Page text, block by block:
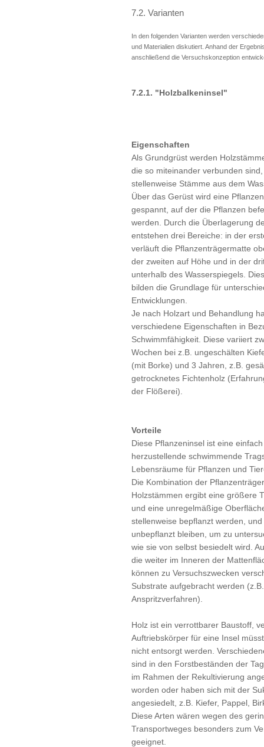
7.2. Varianten
In den folgenden Varianten werden
und Materialien diskutiert. Anhand der
anschließend die Versuchskonzeption
7.2.1. "Holzbalkeninsel"
Eigenschaften
Als Grundgrüst werden
die so miteinander verbunden
stellenweise Stämme aus dem
Über das Gerüst wird eine
gespannt, auf der die Pflanzen
werden. Durch die Überlagerung
entstehen drei Bereiche: in der
verläuft die Pflanzenträgermatte
der zweiten auf Höhe und in der
unterhalb des Wasserspiegels.
bilden die Grundlage für
Entwicklungen.
Je nach Holzart und Behandlung
verschiedene Eigenschaften in
Schwimmfähigkeit. Diese variiert
Wochen bei z.B. ungeschälten
(mit Borke) und 3 Jahren, z.B.
getrocknetes Fichtenholz
der Flößerei).
Vorteile
Diese Pflanzeninsel ist eine einfach
herzustellende schwimmende
Lebensräume für Pflanzen und
Die Kombination der
Holzstämmen ergibt eine größere
und eine unregelmäßige
stellenweise bepflanzt werden,
unbepflanzt bleiben, um zu
wie sie von selbst besiedelt wird.
die weiter im Inneren der
können zu Versuchszwecken
Substrate aufgebracht werden
Anspritzverfahren).
Holz ist ein verrottbarer Baustoff,
Auftriebskörper für eine Insel
nicht entsorgt werden.
sind in den Forstbeständen der
im Rahmen der Rekultivierung
worden oder haben sich mit der
angesiedelt, z.B. Kiefer, Pappel,
Diese Arten wären wegen des
Transportweges besonders zum
geeignet.